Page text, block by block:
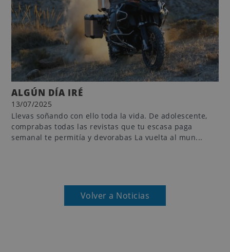
ALGÚN DÍA IRÉ
13/07/2025
Llevas soñando con ello toda la vida. De adolescente,
comprabas todas las revistas que tu escasa paga
semanal te permitía y devorabas La vuelta al mun...
Volver a Noticias